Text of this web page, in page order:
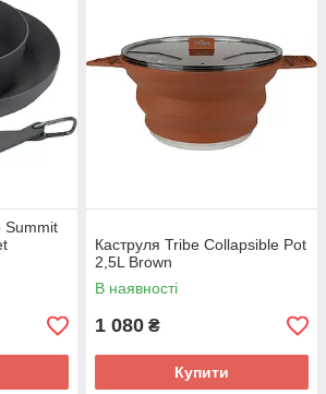
Summit
Каструля Tribe Collapsible Pot
2,5L Brown
В наявності
1 080 ₴
Купити